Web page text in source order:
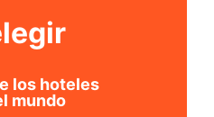
los hoteles
mundo